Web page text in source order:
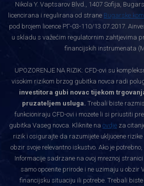
Nikola Y. Vaptsarov Blvd., 1407 Sofija,
licencirana i regulirana od strane Bugarske
pod brojem licence РГ-03-110/13.07.2017.
u skladu s važećim regulatornim zahtjevima
financijskih instrumenata
UPOZORENJE NA RIZIK: CFD-ovi su
visokim rizikom brzog gubitka novca radi
investitora gubi novac tijekom
pruzateljem usluga. Trebali biste
funkcioniraju CFD-ovi i mozete li si priustiti
gubitka Vaseg novca. Kliknite na ovdje za
rizik i osigurajte da razumijete ukljucene
obzir svoje relevantno iskustvo. Ako je
Informacije sadrzane na ovoj mreznoj
samo opcenite prirode i ne uzimaju u obzir
financijsku situaciju ili potrebe. Trebali